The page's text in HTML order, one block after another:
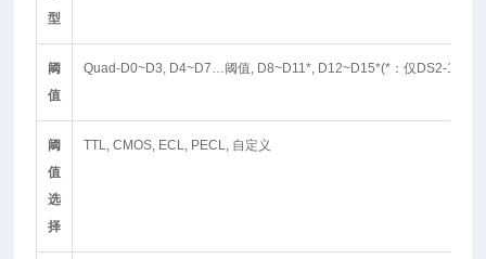
型
阈
值
Quad-D0~D3, D4~D7…阈值, D8~D11*, D12~D15*(*：仅DS2-16LA)
阈
值
选
择
TTL, CMOS, ECL, PECL, 自定义